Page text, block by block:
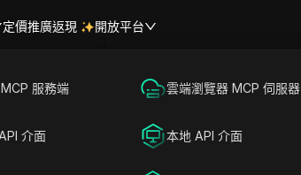
媒營銷
放
定價推廣返現 開放平台
服務端 雲端瀏覽器 MCP 伺服器
介面 本地 API 介面
優惠券和優惠碼